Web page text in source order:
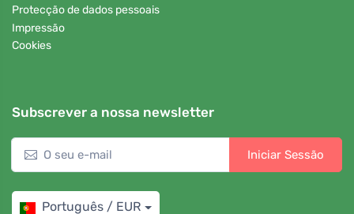
Protecção de dados pessoais
Impressão
Cookies
Subscrever a nossa newsletter
Iniciar Sessão
Português / EUR